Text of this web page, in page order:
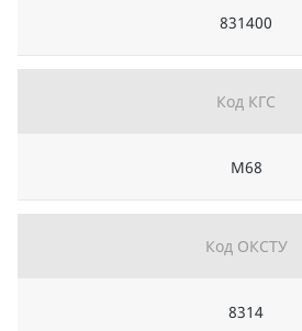
831400
Код КГС
М68
Код ОКСТУ
8314